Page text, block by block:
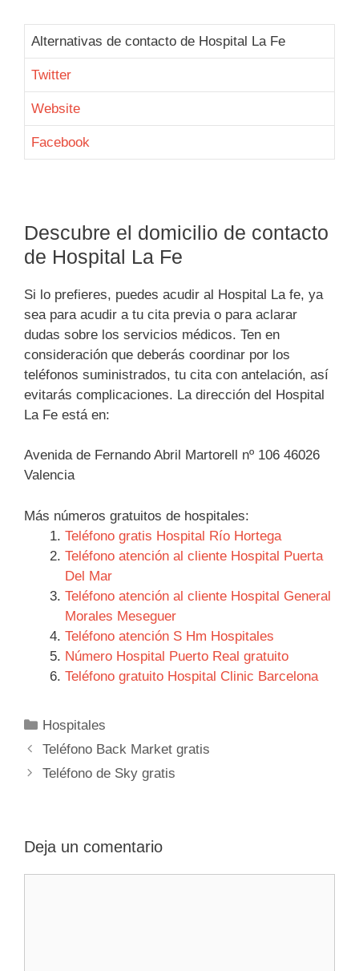
Alternativas de contacto de Hospital La Fe
Twitter
Website
Facebook
Descubre el domicilio de contacto
de Hospital La Fe
Si lo prefieres, puedes acudir al Hospital La fe, ya
sea para acudir a tu cita previa o para aclarar
dudas sobre los servicios médicos. Ten en
consideración que deberás coordinar por los
teléfonos suministrados, tu cita con antelación, así
evitarás complicaciones. La dirección del Hospital
La Fe está en:
Avenida de Fernando Abril Martorell nº 106 46026
Valencia
Más números gratuitos de hospitales:
Teléfono gratis Hospital Río Hortega
Teléfono atención al cliente Hospital Puerta
Del Mar
Teléfono atención al cliente Hospital General
Morales Meseguer
Teléfono atención S Hm Hospitales
Número Hospital Puerto Real gratuito
Teléfono gratuito Hospital Clinic Barcelona
Categorías
Hospitales
Navegación
de
Teléfono Back Market gratis
Teléfono de Sky gratis
Deja un comentario